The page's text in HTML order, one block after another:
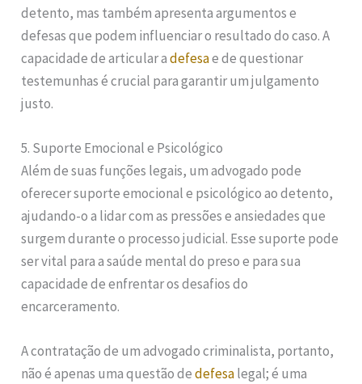
detento, mas também apresenta argumentos e
defesas que podem influenciar o resultado do caso. A
capacidade de articular adefesae de questionar
testemunhas é crucial para garantir um julgamento
justo.
5. Suporte Emocional e Psicológico
Além de suas funções legais, um advogado pode
oferecer suporte emocional e psicológico ao detento,
ajudando-o a lidar com as pressões e ansiedades que
surgem durante o processo judicial. Esse suporte pode
ser vital para a saúde mental do preso e para sua
capacidade de enfrentar os desafios do
encarceramento.
A contratação de um advogado criminalista, portanto,
não é apenas uma questão dedefesalegal; é uma